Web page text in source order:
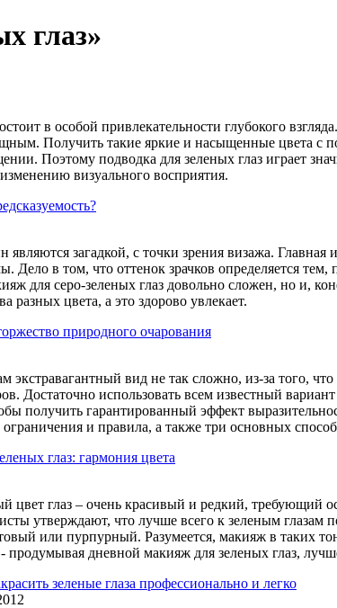
глаз»
в особой привлекательности глубокого
Получить такие яркие и насыщенные цвета с
Поэтому подводка для зеленых глаз играет
визуального восприятия.
загадкой, с точки зрения визажа.
Дело в том, что оттенок зрачков определяется
для серо-зеленых глаз довольно сложен, но и,
разных цвета, а это здорово увлекает.
природного очарования
экстравагантный вид не так сложно, из-за того,
Достаточно использовать всем известный
получить гарантированный эффект
ограничения и правила, а также три основных
глаз: гармония цвета
цвет глаз – очень красивый и редкий, требующий
утверждают, что лучше всего к зеленым глазам
или пурпурный. Разумеется, макияж в таких
продумывая дневной макияж для зеленых глаз,
зеленые глаза профессионально и легко